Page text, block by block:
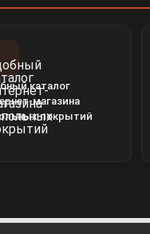
каталог
магазина
покрытий